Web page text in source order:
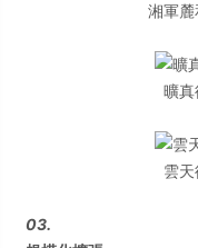
湘軍
曠
雲
03.